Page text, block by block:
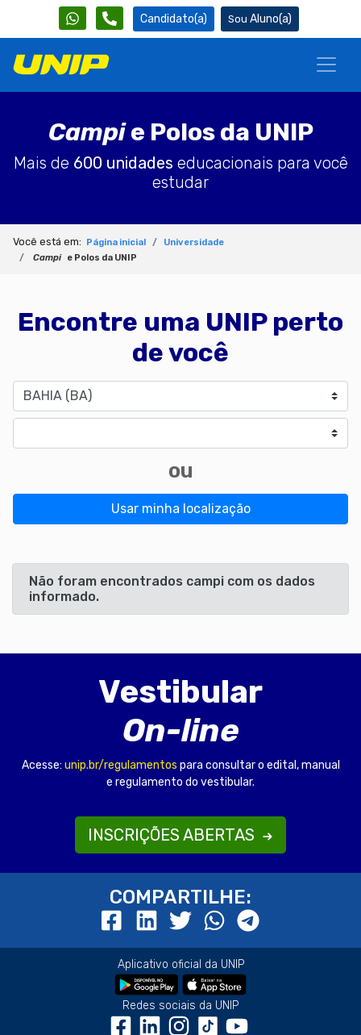
Candidato(a) Aluno(a)
Campie Polos da UNIP
Mais de 600 unidades educacionais para você
estudar
Você está em: Página inicial
Universidade
Campi
e Polos da UNIP
Encontre uma UNIP perto
de você
Estado
ou
Usar minha localização
Não foram encontrados campi com os dados
informado.
Vestibular
On-line
Acesse: unip.br/regulamentos para consultar o edital, manual
e regulamento do vestibular.
INSCRIÇÕES ABERTAS
COMPARTILHE:
Aplicativo oficial da UNIP
Redes sociais da UNIP